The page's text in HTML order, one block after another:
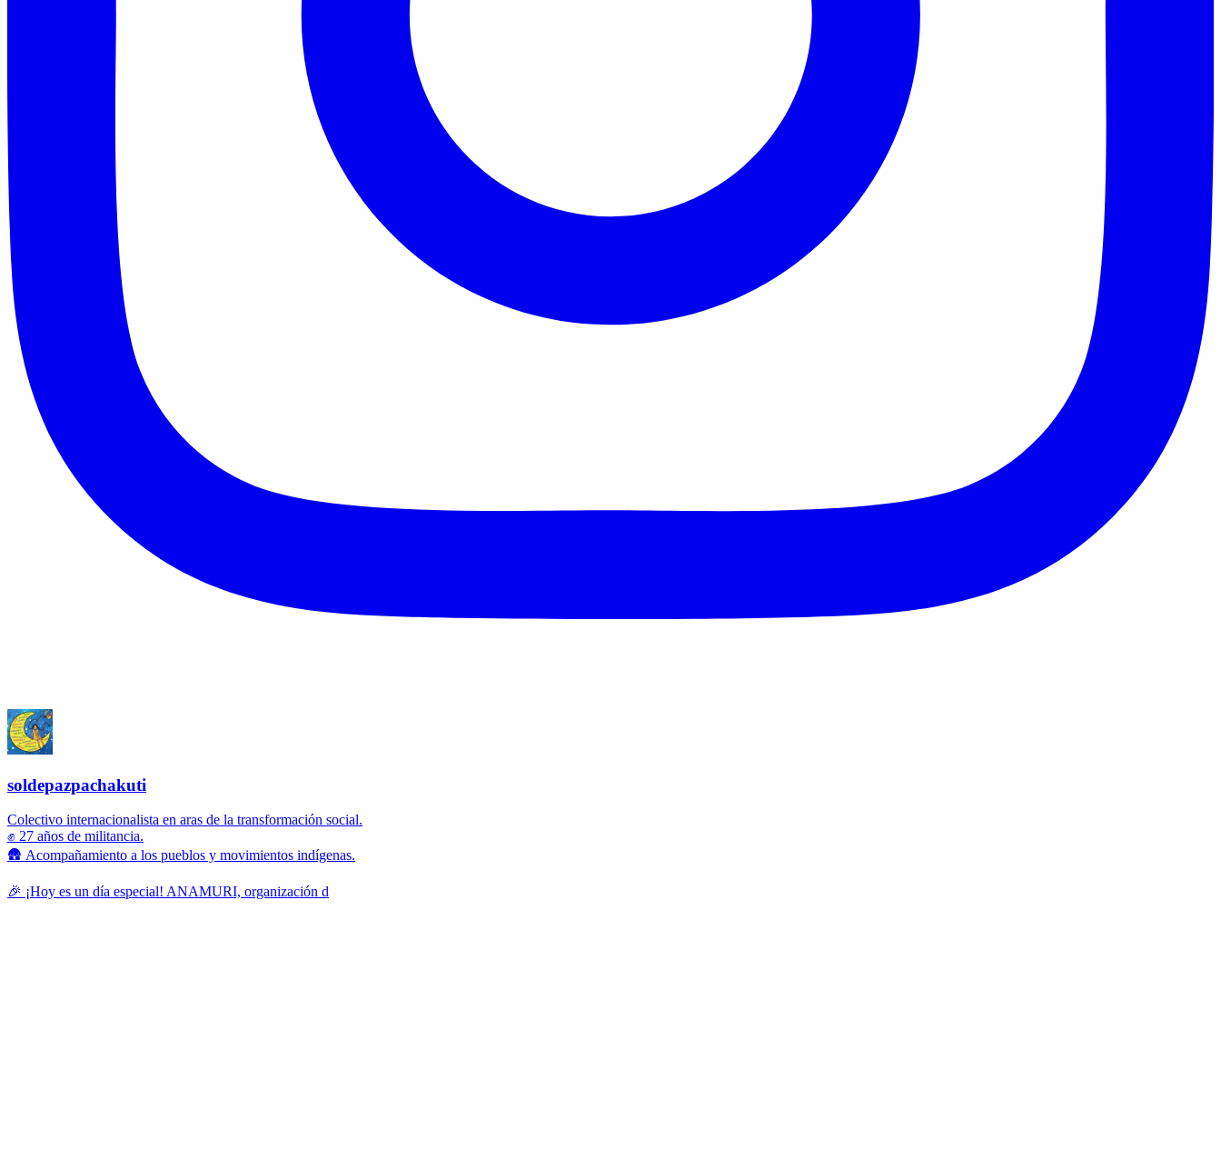
soldepazpachakuti
Colectivo internacionalista en aras de la transformación social.
✊ 27 años de militancia.
🛖 Acompañamiento a los pueblos y movimientos indígenas.
🎉 ¡Hoy es un día especial! ANAMURI, organización d